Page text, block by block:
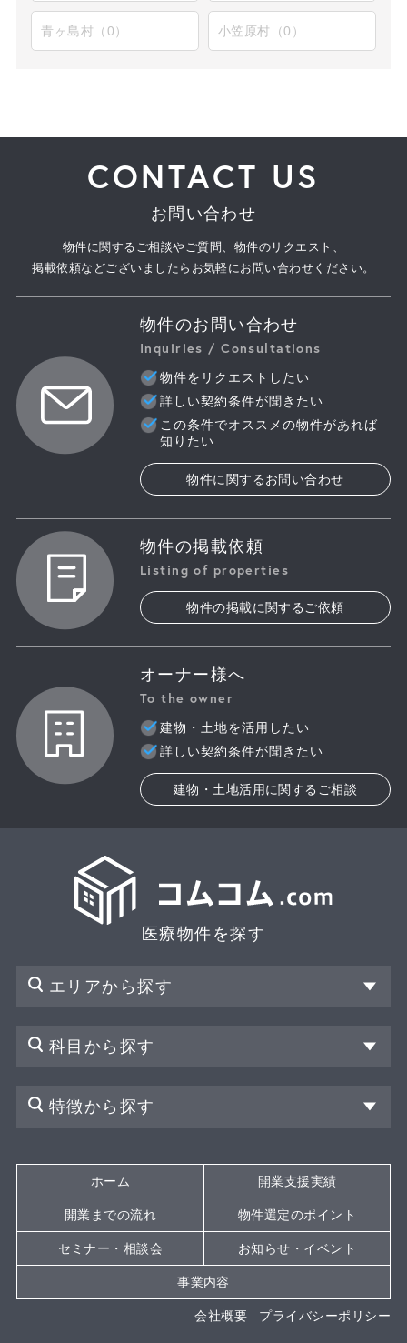
青ヶ島村（0） 小笠原村（0）
CONTACT US
お問い合わせ
物件に関するご相談やご質問、物件のリクエスト、
掲載依頼などございましたらお気軽にお問い合わせください。
物件のお問い合わせ
Inquiries / Consultations
物件をリクエストしたい
詳しい契約条件が聞きたい
この条件でオススメの物件があれば
知りたい
物件に関するお問い合わせ
物件の掲載依頼
Listing of properties
物件の掲載に関するご依頼
オーナー様へ
To the owner
建物・土地を活用したい
詳しい契約条件が聞きたい
建物・土地活用に関するご相談
医療物件を探す
エリアから探す
科目から探す
特徴から探す
ホーム 開業支援実績
開業までの流れ 物件選定のポイント
セミナー・相談会 お知らせ・イベント
事業内容
会社概要 プライバシーポリシー